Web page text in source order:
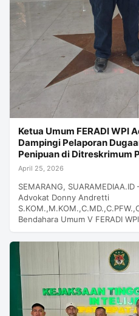
Ketua Umum FERADI WPI
Dampingi Pelaporan
Penipuan di Ditreskrimum
April 25, 2026
SEMARANG,
Advokat Donny Andretti
Bendahara Umum V FERADI